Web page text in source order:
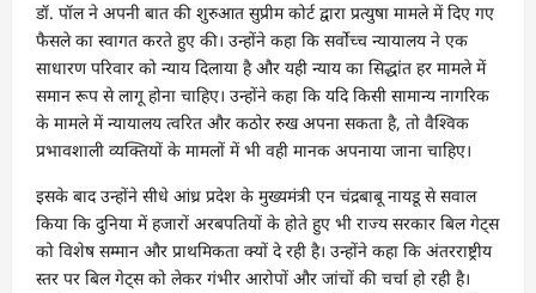
डॉ. पॉल ने अपनी बात की शुरुआत सुप्रीम कोर्ट द्वारा प्रत्युषा मामले में दिए गए
फैसले का स्वागत करते हुए की। उन्होंने कहा कि सर्वोच्च न्यायालय ने एक
साधारण परिवार को न्याय दिलाया है और यही न्याय का सिद्धांत हर मामले में
समान रूप से लागू होना चाहिए। उन्होंने कहा कि यदि किसी सामान्य नागरिक
के मामले में न्यायालय त्वरित और कठोर रुख अपना सकता है, तो वैश्विक
प्रभावशाली व्यक्तियों के मामलों में भी वही मानक अपनाया जाना चाहिए।
इसके बाद उन्होंने सीधे आंध्र प्रदेश के मुख्यमंत्री एन चंद्रबाबू नायडू से सवाल
किया कि दुनिया में हजारों अरबपतियों के होते हुए भी राज्य सरकार बिल गेट्स
को विशेष सम्मान और प्राथमिकता क्यों दे रही है। उन्होंने कहा कि अंतरराष्ट्रीय
स्तर पर बिल गेट्स को लेकर गंभीर आरोपों और जांचों की चर्चा हो रही है।